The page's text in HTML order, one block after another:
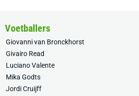
Voetballers
Giovanni van Bronckhorst
Givairo Read
Luciano Valente
Mika Godts
Jordi Cruijff